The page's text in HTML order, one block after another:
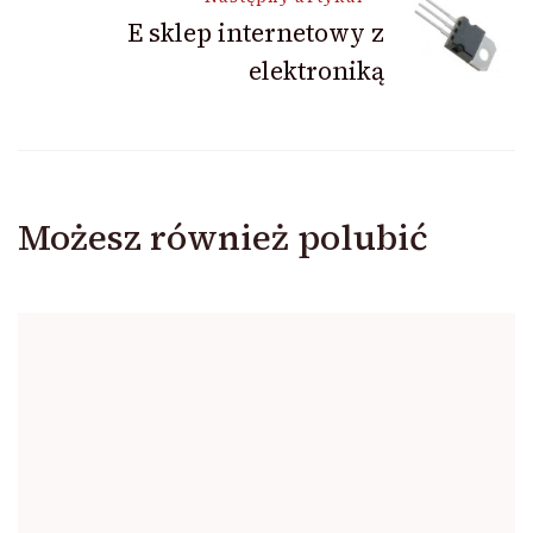
E sklep internetowy z
elektroniką
Możesz również polubić